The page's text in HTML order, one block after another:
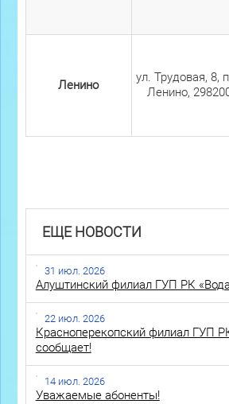
Ленино
ул. Трудовая, 8,
Ленино,
ЕЩЕ НОВОСТИ
31 июл. 2026
Алуштинский филиал ГУП РК
22 июл. 2026
Красноперекопский филиал ГУП
сообщает!
14 июл. 2026
Уважаемые абоненты!